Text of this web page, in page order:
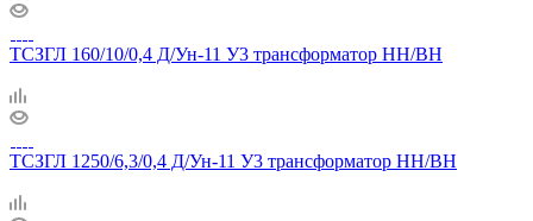
ТСЗГЛ 160/10/0,4 Д/Ун-11 У3 трансформатор НН/ВН
ТСЗГЛ 1250/6,3/0,4 Д/Ун-11 У3 трансформатор НН/ВН